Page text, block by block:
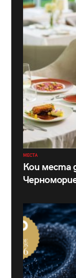
МЕСТА
Кои